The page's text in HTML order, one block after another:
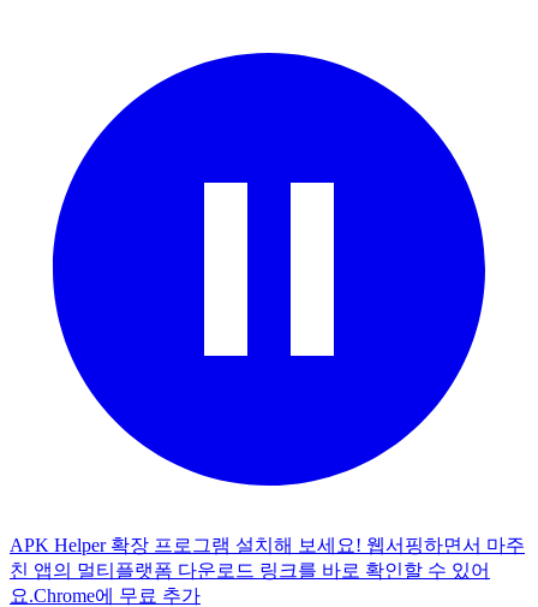
APK Helper 확장 프로그램 설치해 보세요! 웹서핑하면서 마주
친 앱의 멀티플랫폼 다운로드 링크를 바로 확인할 수 있어
요.Chrome에 무료 추가